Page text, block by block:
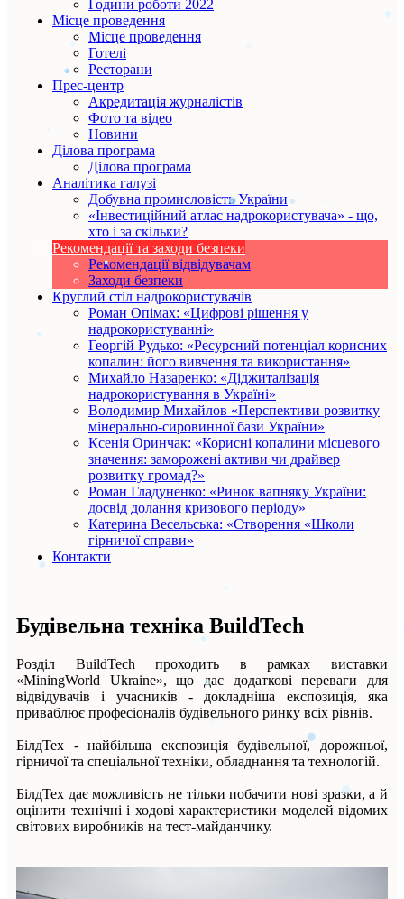
Години роботи 2022
Місце проведення
Місце проведення
Готелі
Ресторани
Прес-центр
Акредитація журналістів
Фото та відео
Новини
Ділова програма
Ділова програма
Аналітика галузі
Добувна промисловість України
«Інвестиційний атлас надрокористувача» - що,
хто і за скільки?
Рекомендації та заходи безпеки
Рекомендації відвідувачам
Заходи безпеки
Круглий стіл надрокористувачів
Роман Опімах: «Цифрові рішення у
надрокористуванні»
Георгій Рудько: «Ресурсний потенціал корисних
копалин: його вивчення та використання»
Михайло Назаренко: «Діджиталізація
надрокористування в Україні»
Володимир Михайлов «Перспективи розвитку
мінерально-сировинної бази України»
Ксенія Оринчак: «Корисні копалини місцевого
значення: заморожені активи чи драйвер
розвитку громад?»
Роман Гладуненко: «Ринок вапняку України:
досвід долання кризового періоду»
Катерина Весельська: «Створення «Школи
гірничої справи»
Контакти
Будівельна техніка BuildTech
Розділ BuildTech проходить в рамках виставки
«MiningWorld Ukraine», що дає додаткові переваги для
відвідувачів і учасників - докладніша експозиція, яка
приваблює професіоналів будівельного ринку всіх рівнів.
БілдТех - найбільша експозиція будівельної, дорожньої,
гірничої та спеціальної техніки, обладнання та технологій.
БілдТех дає можливість не тільки побачити нові зразки, а й
оцінити технічні і ходові характеристики моделей відомих
світових виробників на тест-майданчику.